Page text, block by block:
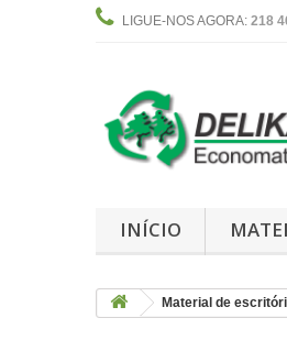
LIGUE-NOS AGORA: 218
INÍCIO
Material de